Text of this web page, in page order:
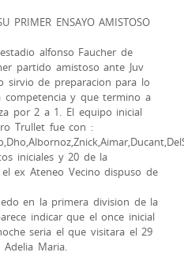
PRIMER ENSAYO AMISTOSO
alfonso Faucher de
partido amistoso ante Juv
sirvio de preparacion para lo
competencia y que termino a
por 2 a 1. El equipo inicial
Trullet fue con :
iniciales y 20 de la
ex Ateneo Vecino dispuso de
en la primera division de la
indicar que el once inicial
seria el que visitara el 29
Maria.